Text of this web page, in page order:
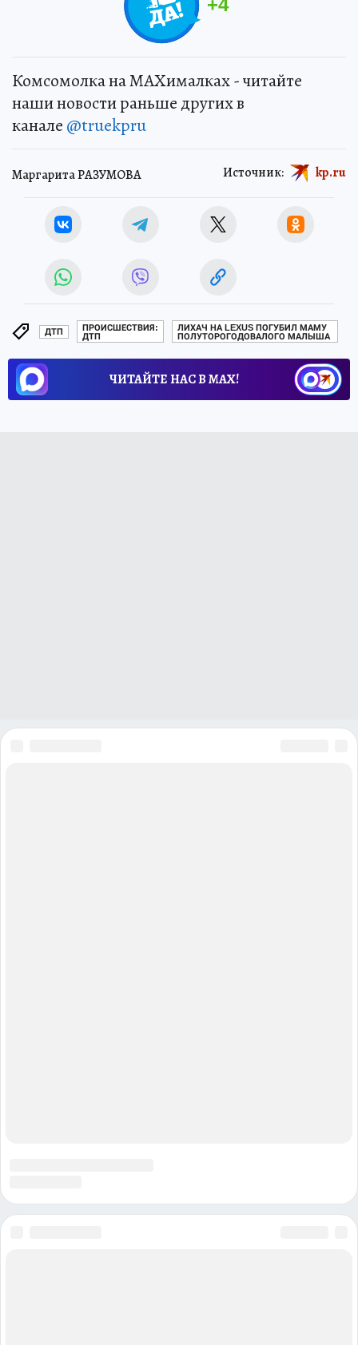
+4
Комсомолка на MAXималках - читайте
наши новости раньше других в
канале @truekpru
Маргарита РАЗУМОВА Источник: kp.ru
ДТП
ПРОИСШЕСТВИЯ:
ДТП
ЛИХАЧ НА LEXUS ПОГУБИЛ МАМУ
ПОЛУТОРОГОДОВАЛОГО МАЛЫША
ЧИТАЙТЕ НАС В МАХ!